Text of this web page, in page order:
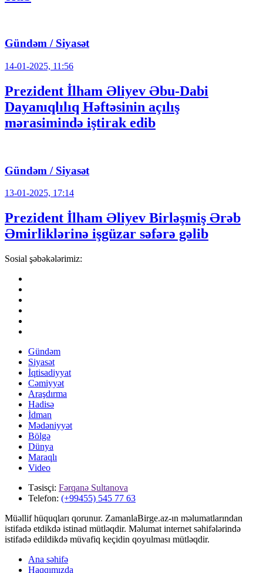
Gündəm / Siyasət
14-01-2025, 11:56
Prezident İlham Əliyev Əbu-Dabi
Dayanıqlılıq Həftəsinin açılış
mərasimində iştirak edib
Gündəm / Siyasət
13-01-2025, 17:14
Prezident İlham Əliyev Birləşmiş Ərəb
Əmirliklərinə işgüzar səfərə gəlib
Sosial şəbəkələrimiz:
Gündəm
Siyasət
İqtisadiyyat
Cəmiyyət
Araşdırma
Hadisə
İdman
Mədəniyyət
Bölgə
Dünya
Maraqlı
Video
Təsisçi: Fərqanə Sultanova
Telefon: (+99455) 545 77 63
Müəllif hüquqları qorunur. ZamanlaBirge.az-ın məlumatlarından
istifadə etdikdə istinad mütləqdir. Məlumat internet səhifələrində
istifadə edildikdə müvafiq keçidin qoyulması mütləqdir.
Ana səhifə
Haqqımızda